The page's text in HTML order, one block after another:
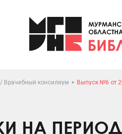
Врачебный консилиум Выпуск №6 от
НА